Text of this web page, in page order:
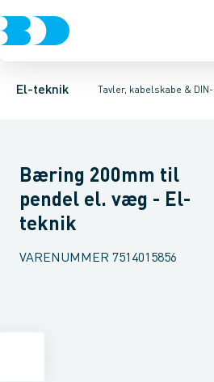
El-teknik Tavler, kabelskabe &
Afbrydere, stikkontakter &
Tavler, kapsling og rackskabe
Afgangsbox for kanalskinne
Bæring 200mm til
pendel el. væg - El-
teknik
VARENUMMER 7514015856